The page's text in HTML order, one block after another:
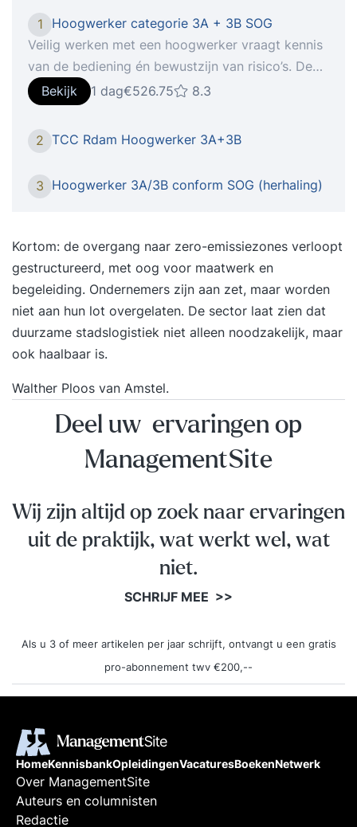
1
Hoogwerker categorie 3A + 3B SOG
Veilig werken met een hoogwerker vraagt kennis
van de bediening én bewustzijn van risico’s. Deze
cursus is bedoeld voor medewerkers op
petrochemische bedrijfsterreinen die met een
Veilig werken met de hoogwerker conform SOG.
tot examen en certificaat, met begeleiding door
Zelfrijdende schaarliften en 1-persoons
verticaalliften 3B – Zelfrijdende telescoop- en
kniktelescoophoogwerkers Meer informatie?
Neem contact op met ons team.
Bekijk 1 dag€526.75 8.3
2 TCC Rdam Hoogwerker 3A+3B
3 Hoogwerker 3A/3B conform SOG (herhaling)
Kortom: de overgang naar zero-emissiezones verloopt
gestructureerd, met oog voor maatwerk en
begeleiding. Ondernemers zijn aan zet, maar worden
niet aan hun lot overgelaten. De sector laat zien dat
duurzame stadslogistiek niet alleen noodzakelijk, maar
ook haalbaar is.
Walther Ploos van Amstel.
Deel uw ervaringen op
ManagementSite
Wij zijn altijd op zoek naar ervaringen
uit de praktijk, wat werkt wel, wat
niet.
SCHRIJF MEE >>
Als u 3 of meer artikelen per jaar schrijft, ontvangt u een gratis
pro-abonnement twv €200,--
HomeKennisbankOpleidingenVacaturesBoekenNetwerk
Over ManagementSite
Auteurs en columnisten
Redactie